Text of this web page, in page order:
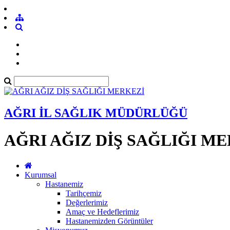
AĞRI İL SAĞLIK MÜDÜRLÜĞÜ
AĞRI AĞIZ DİŞ SAĞLIĞI
Kurumsal
Hastanemiz
Tarihçemiz
Değerlerimiz
Amaç ve Hedeflerimiz
Hastanemizden Görüntüler